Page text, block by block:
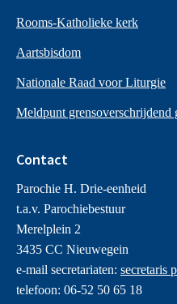
Rooms-Katholieke kerk
Aartsbisdom
Nationale Raad voor Liturgie
Meldpunt
Contact
Parochie H. Drie-eenheid
t.a.v. Parochiebestuur
Merelplein 2
3435 CC Nieuwegein
e-mail secretariaten: secretaris
telefoon: 06-52 50 65 18